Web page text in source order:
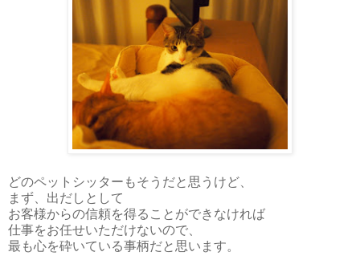
どのペットシッターもそうだと思うけど、
まず、出だしとして
お客様からの信頼を得ることができなければ
仕事をお任せいただけないので、
最も心を砕いている事柄だと思います。